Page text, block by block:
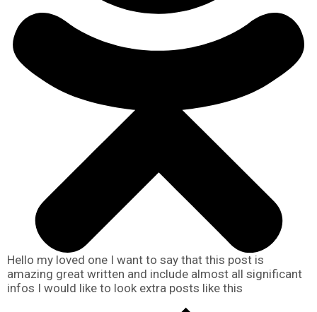
Hello my loved one I want to say that this post is
amazing great written and include almost all significant
infos I would like to look extra posts like this